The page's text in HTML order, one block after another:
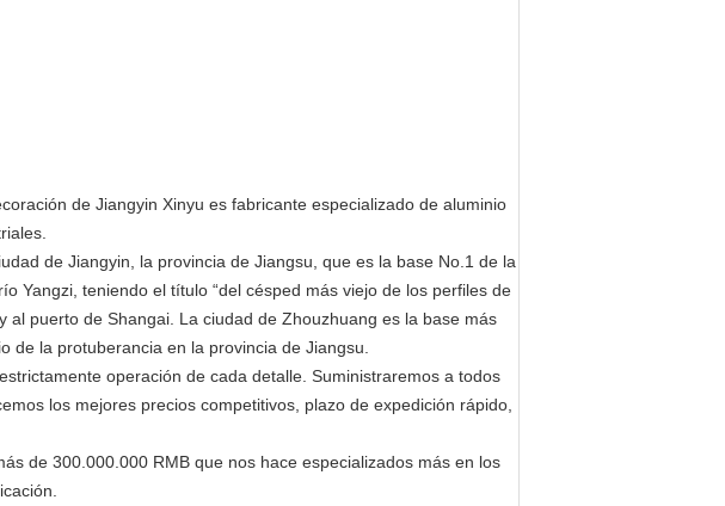
de Jiangyin Xinyu es fabricante especializado de aluminio
de Jiangyin, la provincia de Jiangsu, que es la base No.1 de la
Yangzi, teniendo el título “del césped más viejo de los perfiles de
al puerto de Shangai. La ciudad de Zhouzhuang es la base más
de la protuberancia en la provincia de Jiangsu.
operación de cada detalle. Suministraremos a todos
los mejores precios competitivos, plazo de expedición rápido,
de 300.000.000 RMB que nos hace especializados más en los